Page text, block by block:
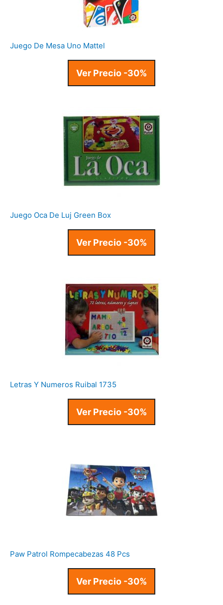
Juego De Mesa Uno Mattel
Ver Precio -30%
Juego Oca De Luj Green Box
Ver Precio -30%
Letras Y Numeros Ruibal 1735
Ver Precio -30%
Paw Patrol Rompecabezas 48 Pcs
Ver Precio -30%